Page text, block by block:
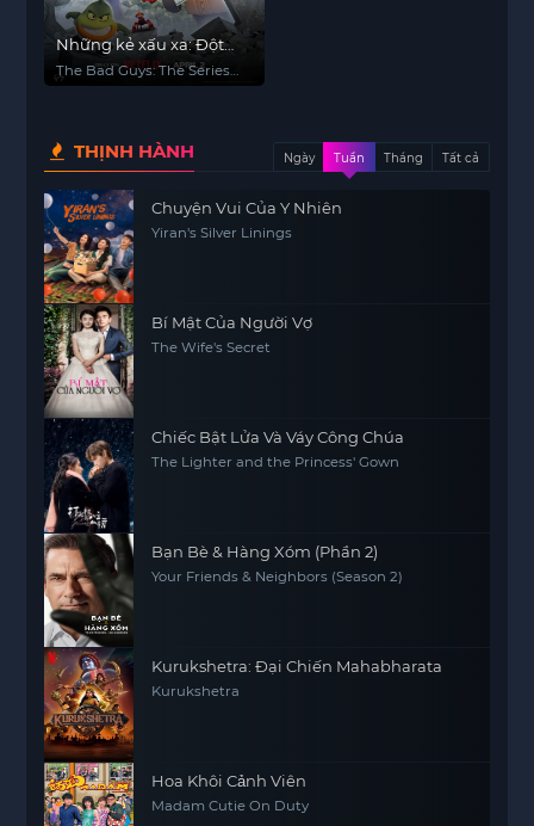
Những kẻ xấu xa: Đột
nhập (Phần 2)
The Bad Guys: The Series
THỊNH HÀNH Ngày Tuần Tháng Tất cả
Chuyện Vui Của Y Nhiên
Yiran's Silver Linings
Bí Mật Của Người Vợ
The Wife's Secret
Chiếc Bật Lửa Và Váy Công Chúa
The Lighter and the Princess' Gown
Bạn Bè & Hàng Xóm (Phần 2)
Your Friends & Neighbors (Season 2)
Kurukshetra: Đại Chiến Mahabharata
Kurukshetra
Hoa Khôi Cảnh Viên
Madam Cutie On Duty